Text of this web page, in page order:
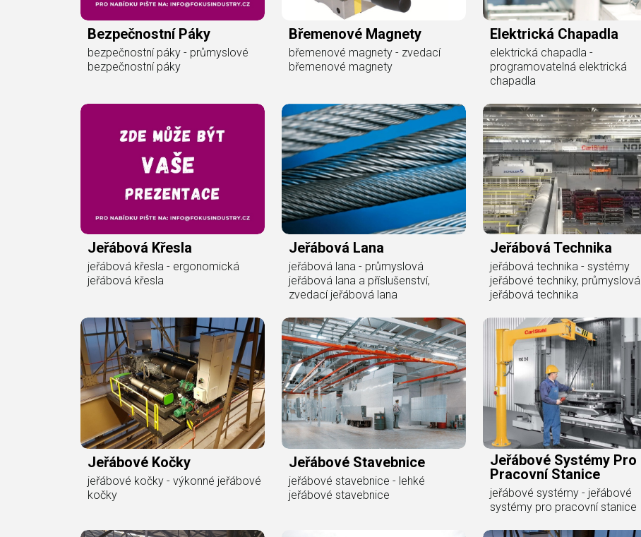
Bezpečnostní Páky
bezpečnostní páky - průmyslové
bezpečnostní páky
Břemenové Magnety
břemenové magnety - zvedací
břemenové magnety
Elektrická Chapadla
elektrická chapadla -
programovatelná elektrická
chapadla
Jeřábová Křesla
jeřábová křesla - ergonomická
jeřábová křesla
Jeřábová Lana
jeřábová lana - průmyslová
jeřábová lana a příslušenství,
zvedací jeřábová lana
Jeřábová Technika
jeřábová technika - systémy
jeřábové techniky, průmyslová
jeřábová technika
Jeřábové Kočky
jeřábové kočky - výkonné jeřábové
kočky
Jeřábové Stavebnice
jeřábové stavebnice - lehké
jeřábové stavebnice
Jeřábové Systémy Pro
Pracovní Stanice
jeřábové systémy - jeřábové
systémy pro pracovní stanice